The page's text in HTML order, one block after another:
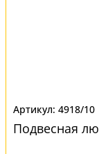
4918/10
Подвесная